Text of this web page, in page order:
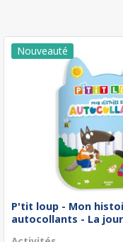
P'tit loup - Mon
autocollants - La